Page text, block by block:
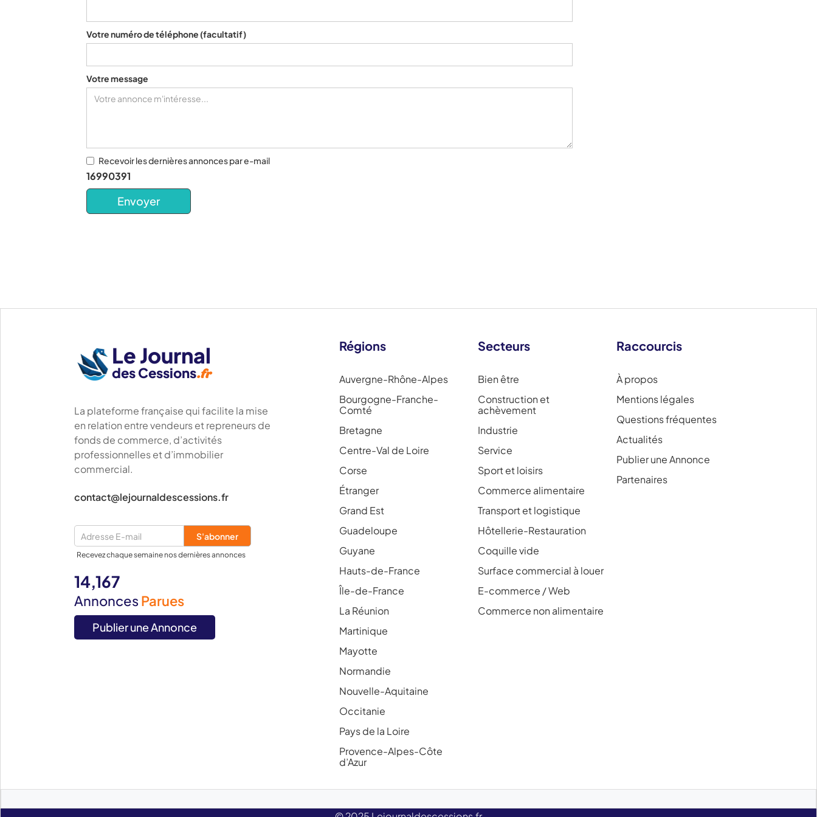
Votre numéro de téléphone (facultatif)
Votre message
Recevoir les dernières annonces par e-mail
16990391
Le Journal
des Cessions.fr
La plateforme française qui facilite la mise
en relation entre vendeurs et repreneurs de
fonds de commerce, d’activités
professionnelles et d’immobilier
commercial.
contact@lejournaldescessions.fr
Recevez chaque semaine nos dernières annonces
14,167
Annonces Parues
Publier une Annonce
Régions
Auvergne-Rhône-Alpes
Bourgogne-Franche-
Comté
Bretagne
Centre-Val de Loire
Corse
Étranger
Grand Est
Guadeloupe
Guyane
Hauts-de-France
Île-de-France
La Réunion
Martinique
Mayotte
Normandie
Nouvelle-Aquitaine
Occitanie
Pays de la Loire
Provence-Alpes-Côte
d’Azur
Secteurs
Bien être
Construction et
achèvement
Industrie
Service
Sport et loisirs
Commerce alimentaire
Transport et logistique
Hôtellerie-Restauration
Coquille vide
Surface commercial à louer
E-commerce / Web
Commerce non alimentaire
Raccourcis
À propos
Mentions légales
Questions fréquentes
Actualités
Publier une Annonce
Partenaires